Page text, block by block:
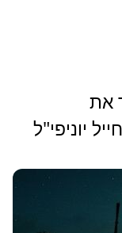
את
יוניפי"ל